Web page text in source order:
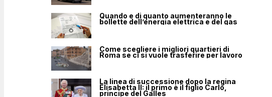
Quando e di quanto aumenteranno le
bollette dell’energia elettrica e del gas
Come scegliere i migliori quartieri di
Roma se ci si vuole trasferire per lavoro
La linea di successione dopo la regina
Elisabetta II: il primo è il figlio Carlo,
principe del Galles